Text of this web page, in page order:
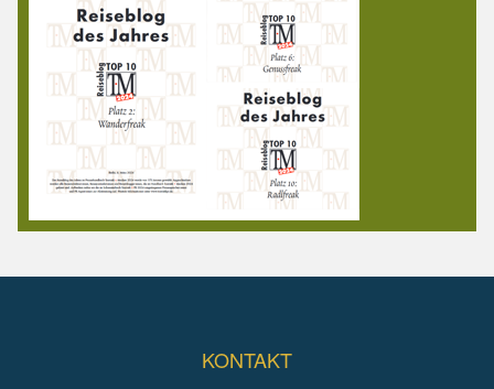
KONTAKT